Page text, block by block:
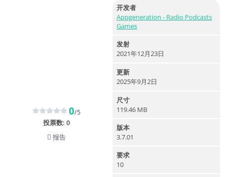
0/5
投票数: 0
报告
开发者
Appgeneration - Radio Podcasts
Games
发射
2021年12月23日
更新
2025年9月2日
尺寸
119.46 MB
版本
3.7.01
要求
10